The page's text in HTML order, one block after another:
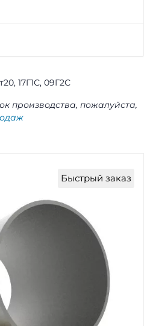
17Г1С, 09Г2С
производства, пожалуйста,
Быстрый заказ